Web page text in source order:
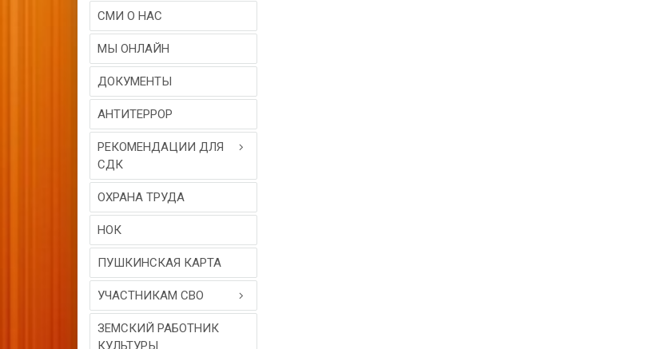
СМИ О НАС
МЫ ОНЛАЙН
ДОКУМЕНТЫ
АНТИТЕРРОР
РЕКОМЕНДАЦИИ ДЛЯ
СДК
ОХРАНА ТРУДА
НОК
ПУШКИНСКАЯ КАРТА
УЧАСТНИКАМ СВО
ЗЕМСКИЙ РАБОТНИК
КУЛЬТУРЫ